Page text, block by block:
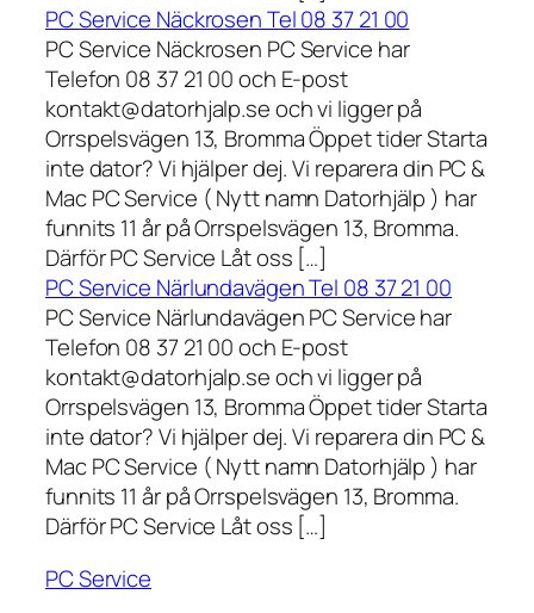
PC Service Näckrosen Tel 08 37 21 00
PC Service Näckrosen PC Service har
Telefon 08 37 21 00 och E-post
kontakt@datorhjalp.se och vi ligger på
Orrspelsvägen 13, Bromma Öppet tider Starta
inte dator? Vi hjälper dej. Vi reparera din PC &
Mac PC Service ( Nytt namn Datorhjälp ) har
funnits 11 år på Orrspelsvägen 13, Bromma.
Därför PC Service Låt oss […]
PC Service Närlundavägen Tel 08 37 21 00
PC Service Närlundavägen PC Service har
Telefon 08 37 21 00 och E-post
kontakt@datorhjalp.se och vi ligger på
Orrspelsvägen 13, Bromma Öppet tider Starta
inte dator? Vi hjälper dej. Vi reparera din PC &
Mac PC Service ( Nytt namn Datorhjälp ) har
funnits 11 år på Orrspelsvägen 13, Bromma.
Därför PC Service Låt oss […]
PC Service